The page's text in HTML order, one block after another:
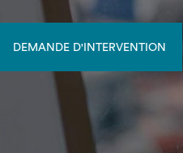
DEMANDE D'INTERVENTION